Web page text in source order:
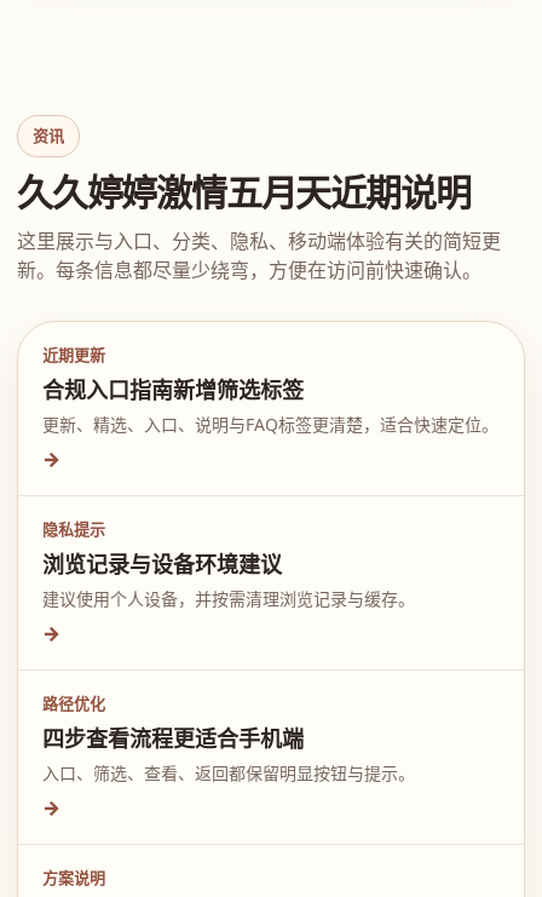
资讯
久久婷婷激情五月天近期说明
这里展示与入口、分类、隐私、移动端体验有关的简短更
新。每条信息都尽量少绕弯，方便在访问前快速确认。
近期更新
合规入口指南新增筛选标签
更新、精选、入口、说明与FAQ标签更清楚，适合快速定位。
→
隐私提示
浏览记录与设备环境建议
建议使用个人设备，并按需清理浏览记录与缓存。
→
路径优化
四步查看流程更适合手机端
入口、筛选、查看、返回都保留明显按钮与提示。
→
方案说明